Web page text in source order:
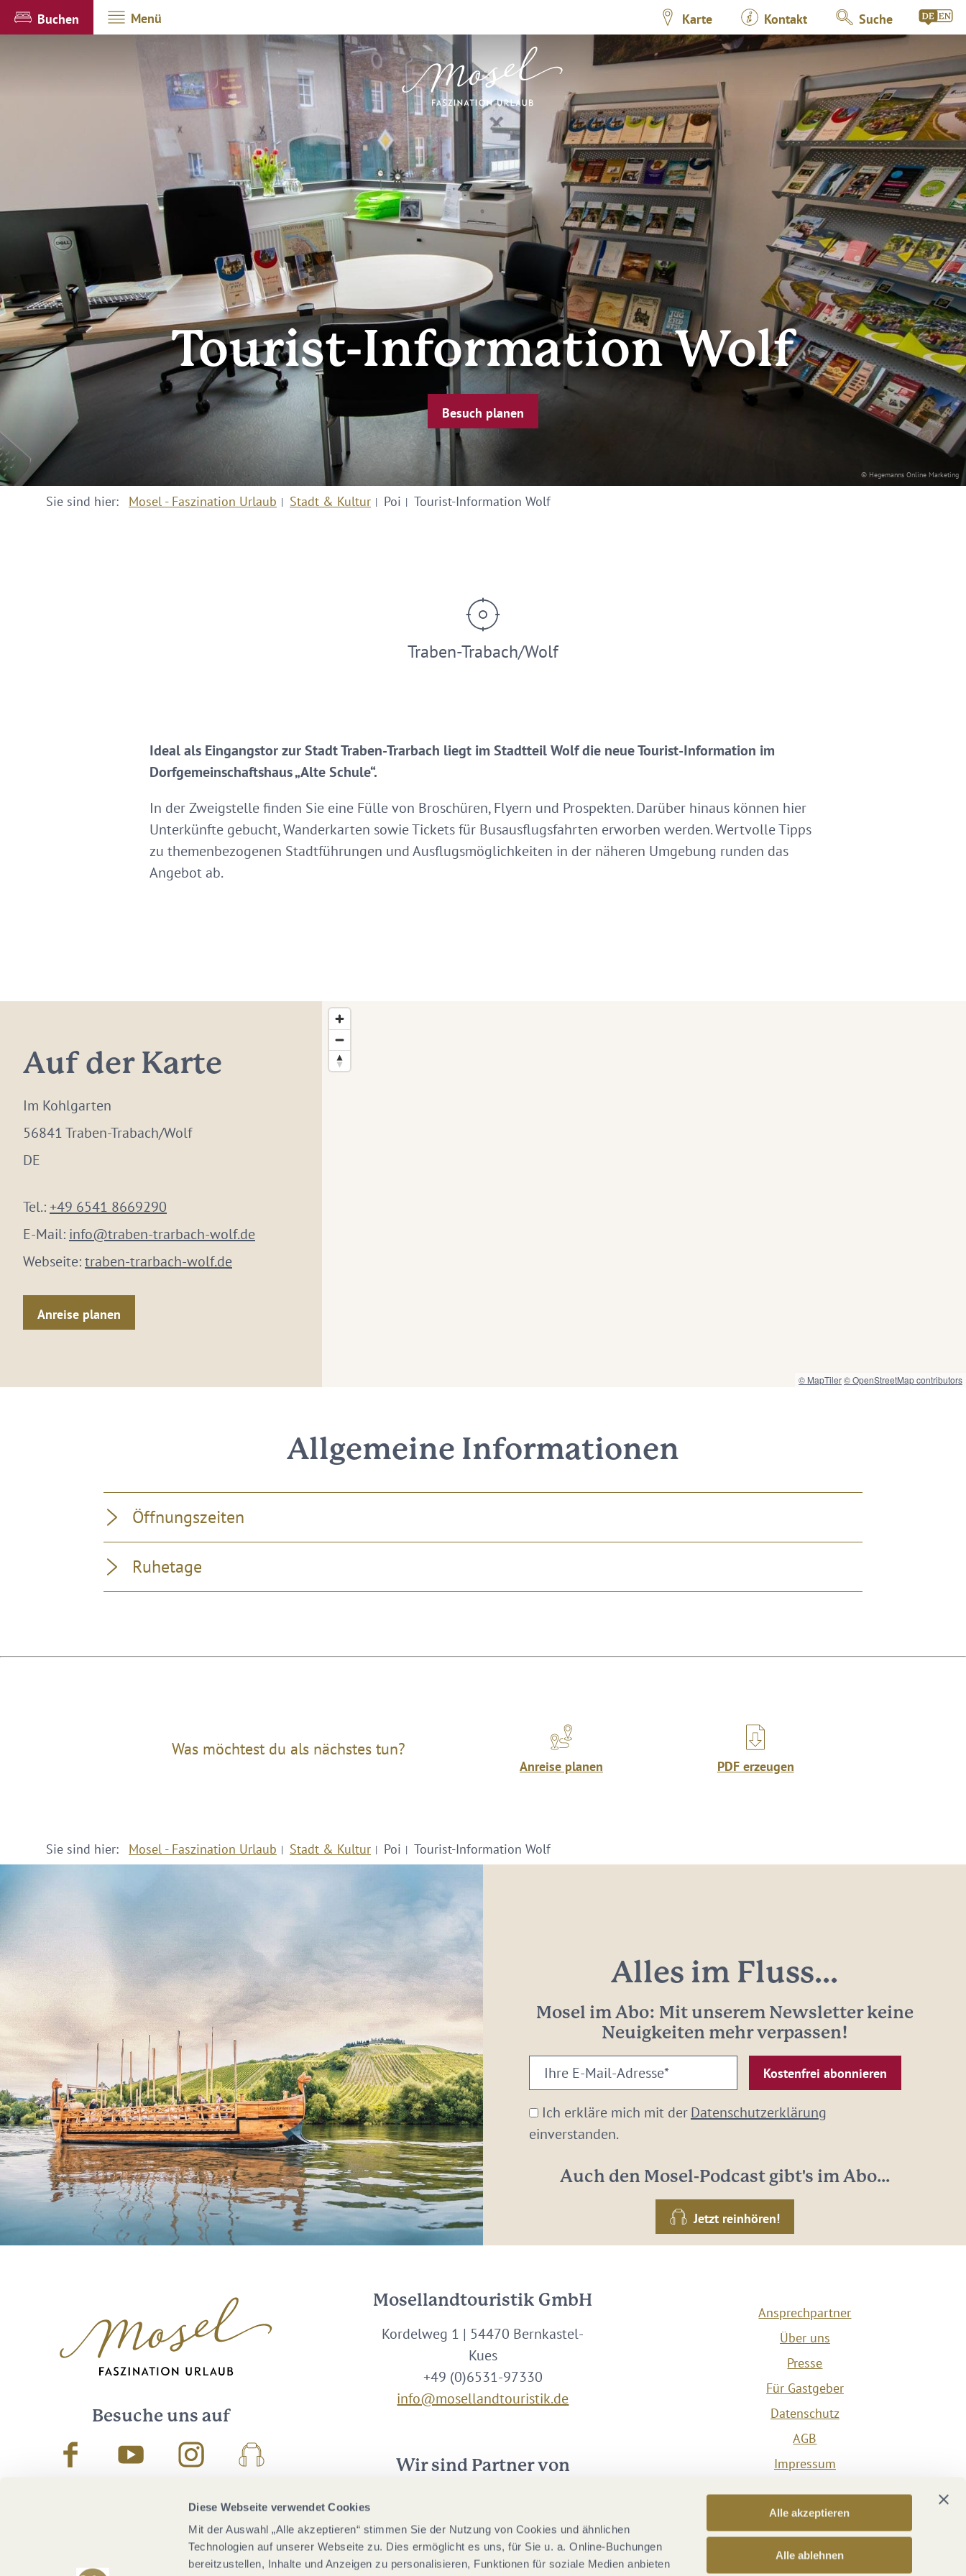
Diese Webseite verwendet Cookies
Mit der Auswahl „Alle akzeptieren“ stimmen Sie der Nutzung von Cookies und ähnlichen
Technologien auf unserer Webseite zu. Dies ermöglicht es uns, für Sie u. a. Online-Buchungen
bereitzustellen, Inhalte und Anzeigen zu personalisieren, Funktionen für soziale Medien anbieten
Alle akzeptieren
Alle ablehnen
Buchen Menü Karte Kontakt Suche
© Hegemanns Online Marketing
Tourist-Information Wolf
Besuch planen
Sie sind hier: Mosel - Faszination Urlaub Stadt & Kultur Poi Tourist-Information Wolf
Traben-Trabach/Wolf
Ideal als Eingangstor zur Stadt Traben-Trarbach liegt im Stadtteil Wolf die neue Tourist-Information im
Dorfgemeinschaftshaus „Alte Schule“.
In der Zweigstelle finden Sie eine Fülle von Broschüren, Flyern und Prospekten. Darüber hinaus können hier
Unterkünfte gebucht, Wanderkarten sowie Tickets für Busausflugsfahrten erworben werden. Wertvolle Tipps
zu themenbezogenen Stadtführungen und Ausflugsmöglichkeiten in der näheren Umgebung runden das
Angebot ab.
Auf der Karte
Im Kohlgarten
56841 Traben-Trabach/Wolf
DE
Tel.:+49 6541 8669290
E-Mail: info@traben-trarbach-wolf.de
Webseite:traben-trarbach-wolf.de
Anreise planen
© MapTiler© OpenStreetMap contributors
Allgemeine Informationen
Öffnungszeiten
Ruhetage
Was möchtest du als nächstes tun?
Anreise planen PDF erzeugen
Sie sind hier: Mosel - Faszination Urlaub Stadt & Kultur Poi Tourist-Information Wolf
Alles im Fluss...
Mosel im Abo: Mit unserem Newsletter keine
Neuigkeiten mehr verpassen!
Ihre
E-
Mail-
Adresse:
Ich erkläre mich mit derDatenschutzerklärung
einverstanden.
Auch den Mosel-Podcast gibt's im Abo...
Jetzt reinhören!
Besuche uns auf
FacebookYoutube InstagramPodcast
Mosellandtouristik GmbH
Kordelweg 1 | 54470 Bernkastel-
Kues
+49 (0)6531-97330
info@mosellandtouristik.de
Wir sind Partner von
Ansprechpartner
Über uns
Presse
Für Gastgeber
Datenschutz
AGB
Impressum
Vertrag widerrufen
Versicherungsvertrag widerrufen